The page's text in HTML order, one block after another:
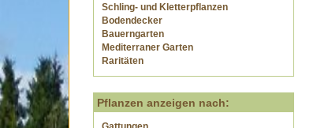
Schling- und Kletterpflanzen
Bodendecker
Bauerngarten
Mediterraner Garten
Raritäten
Pflanzen anzeigen nach: